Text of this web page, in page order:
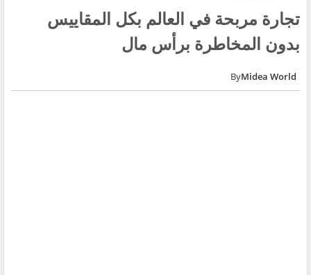
تجارة مربحة في العالم بكل المقاييس
بدون المخاطرة برأس مال
Midea World